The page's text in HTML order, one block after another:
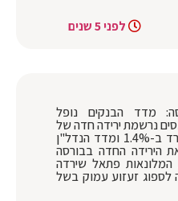
לפני 5 שנים
מדד הבנקים נופל
נרשמת ירידה חדה של
3% . מדד הצמיחה יורד ב-1.4% ומדד הנדל"ן
היום ב-2.8%. את הירידה החדה בבורסה
המלונאות פתאל שירדה
לספוג זעזוע עמוק בשל